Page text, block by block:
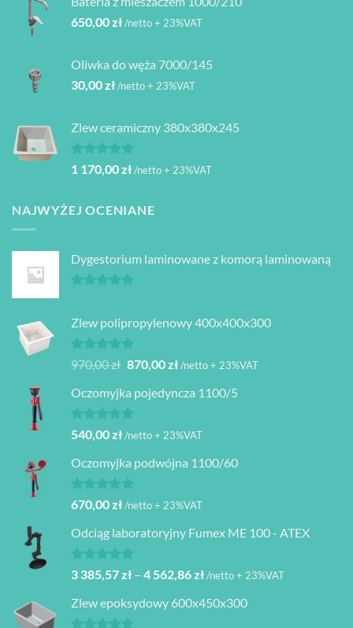
650,00zł/netto + 23%VAT
Oliwka do węża 7000/145
30,00zł/netto + 23%VAT
Zlew ceramiczny 380x380x245
Oceniono
na 5
1 170,00zł/netto + 23%VAT
NAJWYŻEJ OCENIANE
Dygestorium laminowane z komorą laminowaną
Zlew polipropylenowy 400x400x300
Oceniono
na 5
970,00zł Pierwotna
wynosiła:
970,00 zł.
870,00złAktualna
wynosi:
/netto + 23%VAT
Oczomyjka pojedyncza 1100/5
Oceniono
na 5
540,00zł/netto + 23%VAT
Oczomyjka podwójna 1100/60
Oceniono
na 5
670,00zł/netto + 23%VAT
Odciąg laboratoryjny Fumex ME 100 - ATEX
Oceniono
na 5
3 385,57zł – 4 562,86złZakres
od
/netto + 23%VAT
Zlew epoksydowy 600x450x300